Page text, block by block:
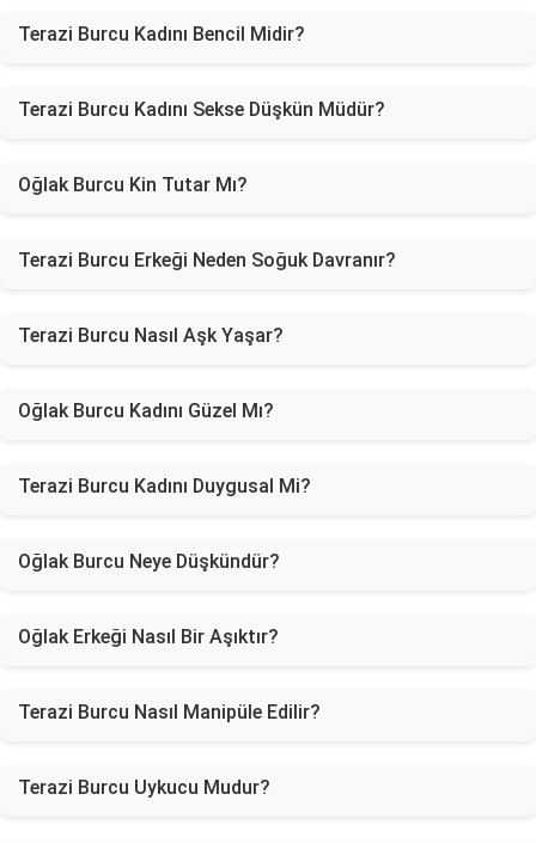
Terazi Burcu Kadını Bencil Midir?
Terazi Burcu Kadını Sekse Düşkün Müdür?
Oğlak Burcu Kin Tutar Mı?
Terazi Burcu Erkeği Neden Soğuk Davranır?
Terazi Burcu Nasıl Aşk Yaşar?
Oğlak Burcu Kadını Güzel Mı?
Terazi Burcu Kadını Duygusal Mi?
Oğlak Burcu Neye Düşkündür?
Oğlak Erkeği Nasıl Bir Aşıktır?
Terazi Burcu Nasıl Manipüle Edilir?
Terazi Burcu Uykucu Mudur?